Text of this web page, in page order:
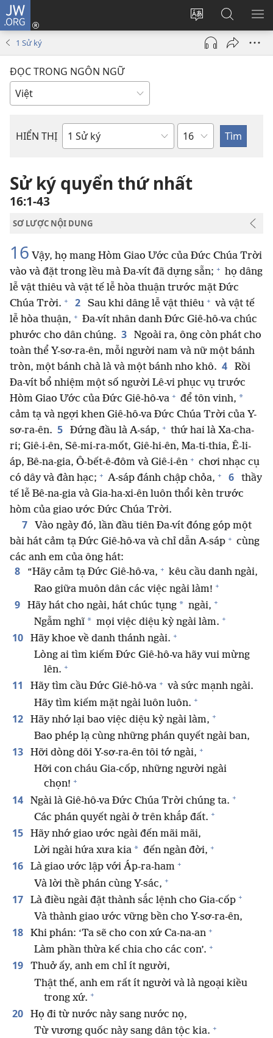
JW.ORG
Thay
đổi
ngôn
Đăng
nhập
Tìm
kiếm
JW.ORG
1 Sử ký
ĐỌC TRONG NGÔN NGỮ
HIỂN THỊ
Sách
Thánh
Chương
Sử ký quyển thứ nhất
16:1-43
SƠ LƯỢC NỘI DUNG
16 Vậy, họ mang Hòm Giao Ước của Đức Chúa Trời
vào và đặt trong lều mà Đa-vít đã dựng sẵn; + họ dâng
lễ vật thiêu và vật tế lễ hòa thuận trước mặt Đức
Chúa Trời. + 2 Sau khi dâng lễ vật thiêu + và vật tế
lễ hòa thuận, + Đa-vít nhân danh Đức Giê-hô-va chúc
phước cho dân chúng. 3
Ngoài ra, ông còn phát cho
toàn thể Y-sơ-ra-ên, mỗi người nam và nữ một bánh
tròn, một bánh chà là và một bánh nho khô. 4
Rồi
Đa-vít bổ nhiệm một số người Lê-vi phục vụ trước
Hòm Giao Ước của Đức Giê-hô-va + để tôn vinh, *
cảm tạ và ngợi khen Giê-hô-va Đức Chúa Trời của Y-
sơ-ra-ên. 5 Đứng đầu là A-sáp, + thứ hai là Xa-cha-
ri; Giê-i-ên, Sê-mi-ra-mốt, Giê-hi-ên, Ma-ti-thia, Ê-li-
áp, Bê-na-gia, Ô-bết-ê-đôm và Giê-i-ên + chơi nhạc cụ
có dây và đàn hạc; + A-sáp đánh chập chỏa, + 6
thầy
tế lễ Bê-na-gia và Gia-ha-xi-ên luôn thổi kèn trước
hòm của giao ước Đức Chúa Trời.
7
Vào ngày đó, lần đầu tiên Đa-vít đóng góp một
bài hát cảm tạ Đức Giê-hô-va và chỉ dẫn A-sáp + cùng
các anh em của ông hát:
8 “Hãy cảm tạ Đức Giê-hô-va, + kêu cầu danh ngài,
Rao giữa muôn dân các việc ngài làm! +
9 Hãy hát cho ngài, hát chúc tụng * ngài, +
Ngẫm nghĩ * mọi việc diệu kỳ ngài làm. +
10 Hãy khoe về danh thánh ngài. +
Lòng ai tìm kiếm Đức Giê-hô-va hãy vui mừng
lên. +
11 Hãy tìm cầu Đức Giê-hô-va + và sức mạnh ngài.
Hãy tìm kiếm mặt ngài luôn luôn. +
12 Hãy nhớ lại bao việc diệu kỳ ngài làm, +
Bao phép lạ cùng những phán quyết ngài ban,
13 Hỡi dòng dõi Y-sơ-ra-ên tôi tớ ngài, +
Hỡi con cháu Gia-cốp, những người ngài
chọn! +
14 Ngài là Giê-hô-va Đức Chúa Trời chúng ta. +
Các phán quyết ngài ở trên khắp đất. +
15
Hãy nhớ giao ước ngài đến mãi mãi,
Lời ngài hứa xưa kia * đến ngàn đời, +
16 Là giao ước lập với Áp-ra-ham +
Và lời thề phán cùng Y-sác, +
17 Là điều ngài đặt thành sắc lệnh cho Gia-cốp +
Và thành giao ước vững bền cho Y-sơ-ra-ên,
18 Khi phán: ‘Ta sẽ cho con xứ Ca-na-an +
Làm phần thừa kế chia cho các con’. +
19
Thuở ấy, anh em chỉ ít người,
Thật thế, anh em rất ít người và là ngoại kiều
trong xứ. +
20
Họ đi từ nước này sang nước nọ,
Từ vương quốc này sang dân tộc kia. +